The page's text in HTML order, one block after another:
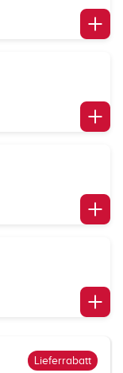
Lieferrabatt